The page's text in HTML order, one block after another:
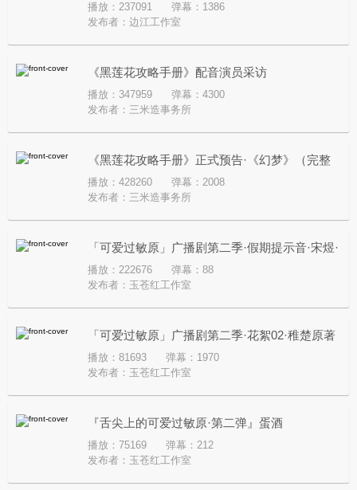
播放：237091
弹幕：1386
发布者： 边江工作室
《黑莲花攻略手册》配音演员采访
播放：347959
弹幕：4300
发布者： 三米造事务所
《黑莲花攻略手册》正式预告·《幻梦》（完整
版）
播放：428260
弹幕：2008
发布者： 三米造事务所
「可爱过敏原」广播剧第二季·假期提示音·宋煜·
稚楚原著
播放：222676
弹幕：88
发布者： 玉苍红工作室
「可爱过敏原」广播剧第二季·花絮02·稚楚原著
播放：81693
弹幕：1970
发布者： 玉苍红工作室
『舌尖上的可爱过敏原·第二弹』蛋酒
播放：75169
弹幕：212
发布者： 玉苍红工作室